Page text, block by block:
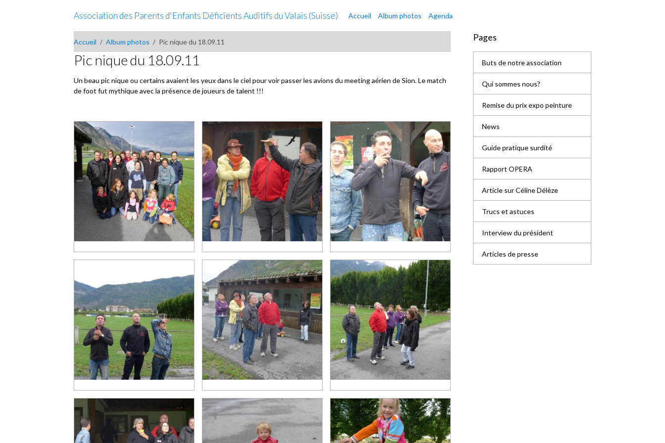
Association des Parents d'Enfants Déficients Auditifs du Valais (Suisse) Accueil Album photos Agenda
Accueil Album photos Pic nique du 18.09.11
Pic nique du 18.09.11
Un beau pic nique ou certains avaient les yeux dans le ciel pour voir passer les avions du meeting aérien de Sion. Le match
de foot fut mythique avec la présence de joueurs de talent !!!
Pages
Buts de notre association
Qui sommes nous?
Remise du prix expo peinture
News
Guide pratique surdité
Rapport OPERA
Article sur Céline Délèze
Trucs et astuces
Interview du président
Articles de presse